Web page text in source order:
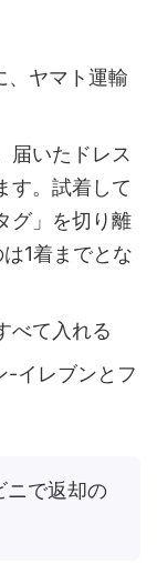
、ヤマト運輸
届いたドレス
す。試着して
グ」を切り離
1着までとな
べて入れる
-イレブンとフ
ニで返却の